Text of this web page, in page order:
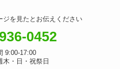
ジを見たとお伝えください
0452
9:00-17:00
木・日・祝祭日